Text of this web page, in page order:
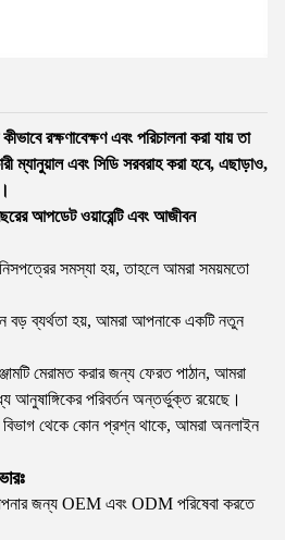
রক্ষণাবেক্ষণ এবং পরিচালনা করা যায় তা
ম্যানুয়াল এবং সিডি সরবরাহ করা হবে, এছাড়াও,
আপডেট ওয়ারেন্টি এবং আজীবন
সমস্যা হয়, তাহলে আমরা সময়মতো
বড় ব্যর্থতা হয়, আমরা আপনাকে একটি নতুন
মেরামত করার জন্য ফেরত পাঠান, আমরা
আনুষাঙ্গিকের পরিবর্তন অন্তর্ভুক্ত রয়েছে।
থেকে কোন প্রশ্ন থাকে, আমরা অনলাইন
জন্য OEM এবং ODM পরিষেবা করতে